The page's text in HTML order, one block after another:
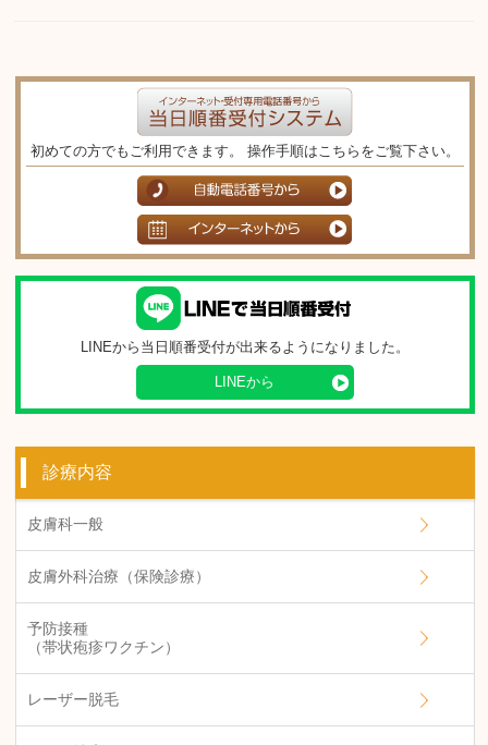
初めての方でもご利用できます。 操作手順はこちらをご覧下さい。
LINEから当日順番受付が出来るようになりました。
LINEから
診療内容
皮膚科一般
皮膚外科治療（保険診療）
予防接種
（帯状疱疹ワクチン）
レーザー脱毛